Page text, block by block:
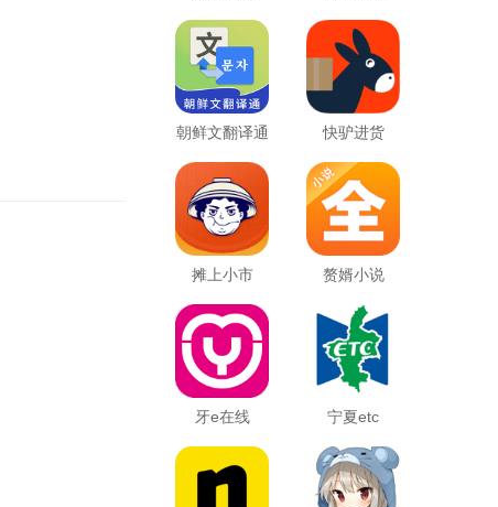
朝鲜文翻译通 快驴进货
摊上小市 赘婿小说
牙e在线 宁夏etc